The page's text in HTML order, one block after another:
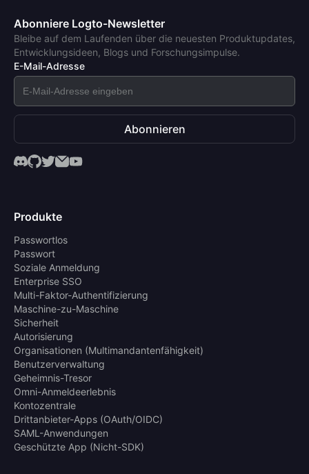
Abonniere Logto-Newsletter
Bleibe auf dem Laufenden über die neuesten Produktupdates,
Entwicklungsideen, Blogs und Forschungsimpulse.
E-Mail-Adresse
Abonnieren
Produkte
Passwortlos
Passwort
Soziale Anmeldung
Enterprise SSO
Multi-Faktor-Authentifizierung
Maschine-zu-Maschine
Sicherheit
Autorisierung
Organisationen (Multimandantenfähigkeit)
Benutzerverwaltung
Geheimnis-Tresor
Omni-Anmeldeerlebnis
Kontozentrale
Drittanbieter-Apps (OAuth/OIDC)
SAML-Anwendungen
Geschützte App (Nicht-SDK)